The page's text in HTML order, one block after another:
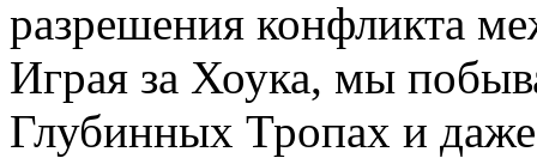
разрешения конфликта
Играя за Хоука, мы
Глубинных Тропах и